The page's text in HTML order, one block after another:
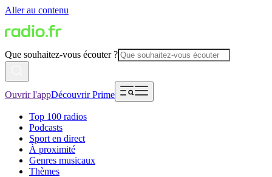
Aller au contenu
Que souhaitez-vous écouter ?
Ouvrir l'appDécouvrir Prime
Top 100 radios
Podcasts
Sport en direct
À proximité
Genres musicaux
Thèmes